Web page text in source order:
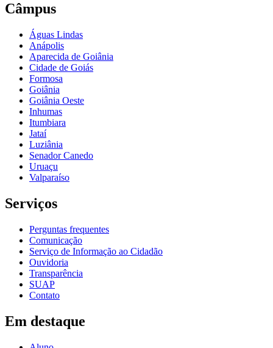
Câmpus
Águas Lindas
Anápolis
Aparecida de Goiânia
Cidade de Goiás
Formosa
Goiânia
Goiânia Oeste
Inhumas
Itumbiara
Jataí
Luziânia
Senador Canedo
Uruaçu
Valparaíso
Serviços
Perguntas frequentes
Comunicação
Serviço de Informação ao Cidadão
Ouvidoria
Transparência
SUAP
Contato
Em destaque